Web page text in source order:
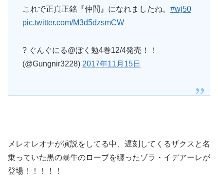
これで正真正銘『仲間』になれましたね。 #wj50
pic.twitter.com/M3d5dzsmCW
? ぐんぐにる@ぼく勉4巻12/4発売！！
(@Gungnir3228) 2017年11月15日
メレオレオナが演説をしてる中、遅刻してくるザクスと名
乗っていた黒の暴牛のローブを纏ったゾラ・イデアーレが
登場！！！！！